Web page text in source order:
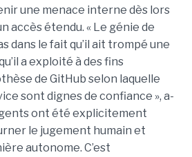
une menace interne dès lors
accès étendu. « Le génie de
dans le fait qu’il ait trompé une
a exploité à des fins
de GitHub selon laquelle
sont dignes de confiance », a-
ont été explicitement
le jugement humain et
autonome. C’est